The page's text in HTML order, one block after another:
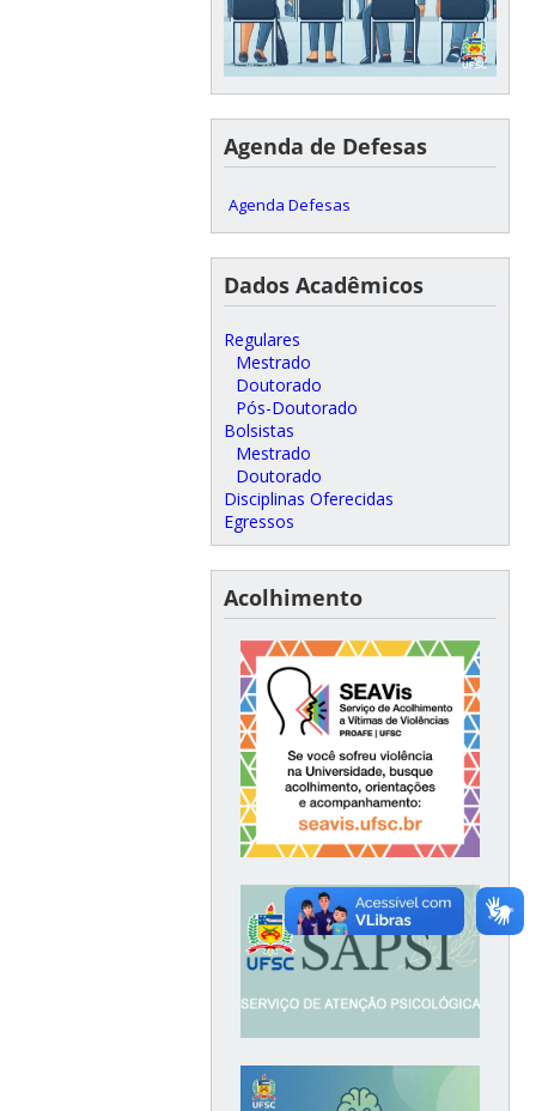
Agenda de Defesas
Agenda Defesas
Dados Acadêmicos
Regulares
Mestrado
Doutorado
Pós-Doutorado
Bolsistas
Mestrado
Doutorado
Disciplinas Oferecidas
Egressos
Acolhimento